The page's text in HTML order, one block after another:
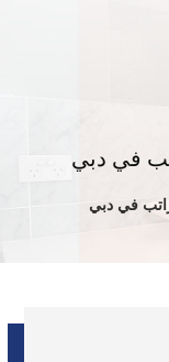
في دبي
في دبي